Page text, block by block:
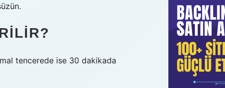
tencerede ise 30 dakikada